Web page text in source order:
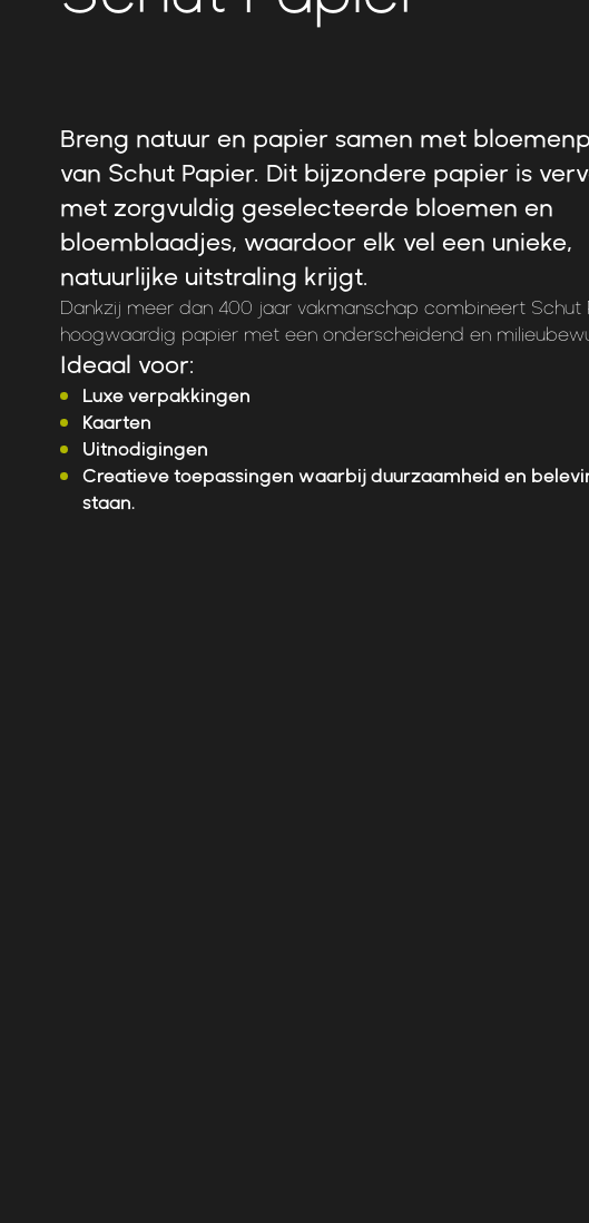
Breng natuur en papier samen met
van Schut Papier. Dit bijzondere papier is
met zorgvuldig geselecteerde bloemen en
bloemblaadjes, waardoor elk vel een unieke,
natuurlijke uitstraling krijgt.
Dankzij meer dan 400 jaar vakmanschap combineert Schut
hoogwaardig papier met een onderscheidend en
Ideaal voor:
Luxe verpakkingen
Kaarten
Uitnodigingen
Creatieve toepassingen waarbij duurzaamheid en
staan.